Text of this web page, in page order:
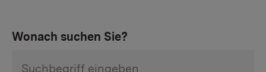
Wonach suchen Sie?